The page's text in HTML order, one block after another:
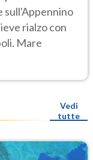
sull'Appennino
rialzo con
Mare
Vedi
tutte